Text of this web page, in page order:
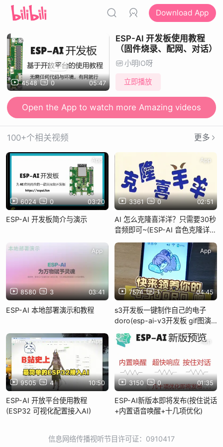
Download App
4548 0 05:47
ESP-AI 开发板使用教程
（固件烧录、配网、对话）
小明IO呀
立即播放
Open the App to watch more Amazing videos
100+个相关视频 更多
6024 0 03:20
App
ESP-AI 开发板简介与演示
3361 0 02:51
App
AI 怎么克隆喜洋洋？只需要30秒
音频即可~(ESP-AI 音色克隆详细
8580 3 03:41
App
ESP-AI 本地部署演示和教程
7574 1 04:45
App
s3开发板一键制作自己的电子
doro(esp-ai-v3开发板 gif图演
9505 4 10:50
App
ESP-AI 开放平台使用教程
(ESP32 可视化配置接入AI)
3150 0 01:35
App
ESP-AI新版本即将发布(按住说话
+内置语音唤醒+十几项优化)
信息网络传播视听节目许可证：0910417